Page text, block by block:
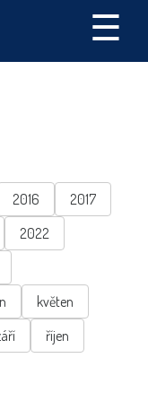
☰
2016
2017
2022
květen
říjen